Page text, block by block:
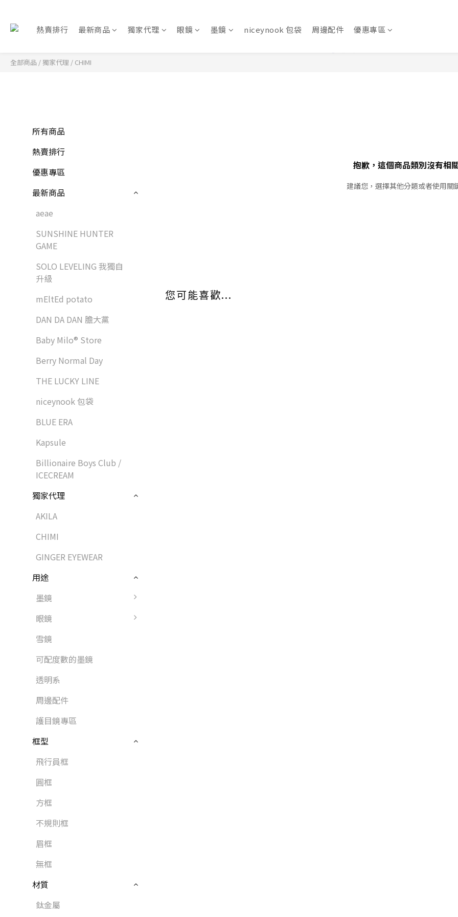
熱賣排行 最新商品 獨家代理 眼鏡 墨鏡 niceynook 包袋 周邊配件 優惠專區
全部商品 / 獨家代理 / CHIMI
所有商品
熱賣排行
優惠專區
最新商品
aeae
SUNSHINE HUNTER
GAME
SOLO LEVELING 我獨自
升級
mEltEd potato
DAN DA DAN 膽大黨
Baby Milo® Store
Berry Normal Day
THE LUCKY LINE
niceynook 包袋
BLUE ERA
Kapsule
Billionaire Boys Club /
ICECREAM
獨家代理
AKILA
CHIMI
GINGER EYEWEAR
用途
墨鏡
眼鏡
雪鏡
可配度數的墨鏡
透明系
周邊配件
護目鏡專區
框型
飛行員框
圓框
方框
不規則框
眉框
無框
材質
鈦金屬
抱歉，這個商品類別沒有相
建議您，選擇其他分類或者使用關
您可能喜歡...